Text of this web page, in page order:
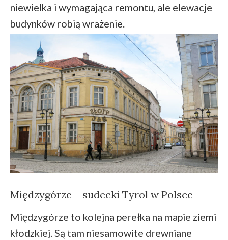
niewielka i wymagająca remontu, ale elewacje
budynków robią wrażenie.
Międzygórze – sudecki Tyrol w Polsce
Międzygórze to kolejna perełka na mapie ziemi
kłodzkiej. Są tam niesamowite drewniane